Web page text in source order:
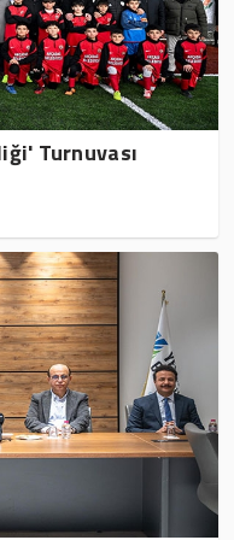
Turnuvası